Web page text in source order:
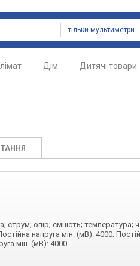
тільки мультиметри
Дім Дитячі товари
опір; ємність; температура;
напруга мін. (мВ): 4000;
мін. (мВ): 4000